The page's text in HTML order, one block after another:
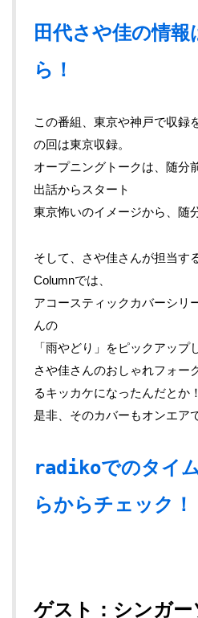
田代さや佳の情
ら！
この番組、東京や神戸で収録
の回は東京収録。
オープニングトークは、随分
出話からスタート
東京怖いのイメージから、随
そして、さや佳さんが担当す
Columnでは、
アコースティックカバーシリ
んの
「雨やどり」をピックアップ
さや佳さんのおしゃれフォー
るキッカケになったんだとか
是非、そのカバーもオンエア
radikoでのタイ
らからチェック！
ゲスト：シンガー